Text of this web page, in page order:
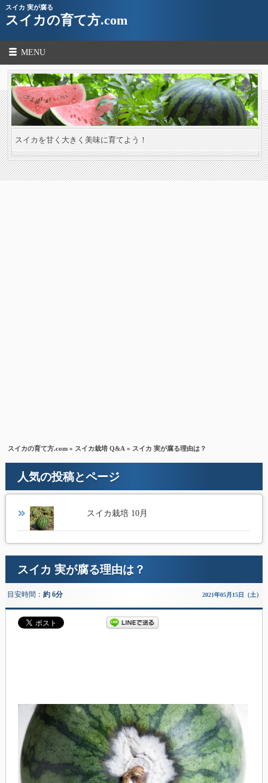
スイカ 実が腐る
スイカの育て方.com
MENU
スイカを甘く大きく美味に育てよう！
スイカの育て方.com » スイカ栽培 Q&A » スイカ 実が腐る理由は？
人気の投稿とページ
スイカ栽培 10月
スイカ 実が腐る理由は？
目安時間： 約 6分 2021年05月15日（土）